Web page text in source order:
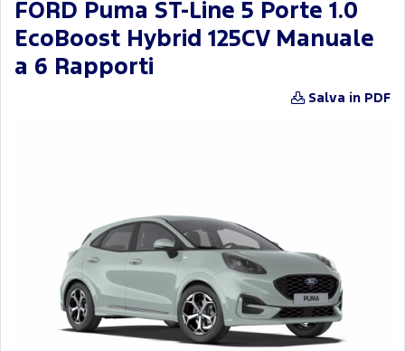
FORD Puma ST-Line 5 Porte 1.0
EcoBoost Hybrid 125CV Manuale
a 6 Rapporti
Salva in PDF